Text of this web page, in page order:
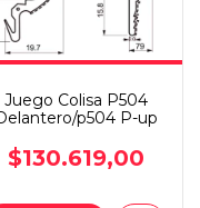
Juego Colisa P504
p504 P-up
$130.619,00